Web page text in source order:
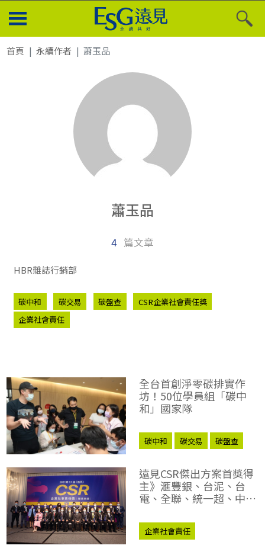
首頁 永續作者 蕭玉品
蕭玉品
4 篇文章
HBR雜誌行銷部
碳中和 碳交易 碳盤查
CSR企業社會責任獎
企業社會責任
全台首創淨零碳排實作
坊！50位學員組「碳中
和」國家隊
碳中和 碳交易 碳盤查
遠見CSR傑出方案首獎得
主》滙豐銀、台泥、台
電、全聯、統一超、中華
企業社會責任